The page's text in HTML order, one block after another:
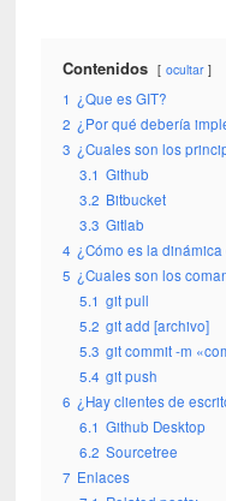
Contenidos ocultar
1 ¿Que es GIT?
2 ¿Por qué debería
3 ¿Cuales son los
3.1 Github
3.2 Bitbucket
3.3 Gitlab
4 ¿Cómo es la dinámica
5 ¿Cuales son los
5.1 git pull
5.2 git add [archivo]
5.3 git commit -m
5.4 git push
6 ¿Hay clientes de
6.1 Github Desktop
6.2 Sourcetree
7 Enlaces